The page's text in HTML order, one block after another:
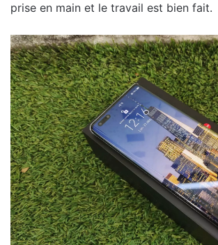
prise en main et le travail est bien fait.